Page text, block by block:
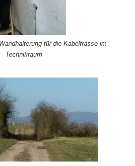
für die Kabeltrasse im
Technikraum